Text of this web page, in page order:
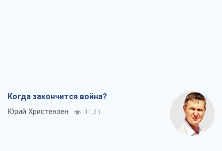
Когда закончится война?
Юрий Христензен 11,3 т.